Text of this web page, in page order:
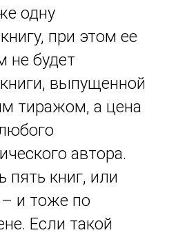
одну
при этом ее
не будет
выпущенной
тиражом, а цена
автора.
книг, или
и тоже по
Если такой